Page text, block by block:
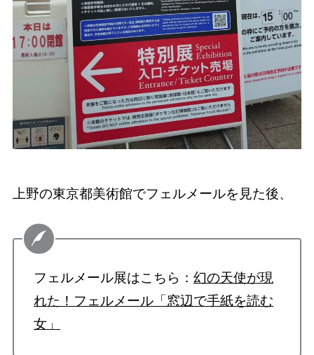
上野の東京都美術館でフェルメールを見た後、
フェルメール展はこちら：幻の天使が現
れた！フェルメール「窓辺で手紙を読む
女」